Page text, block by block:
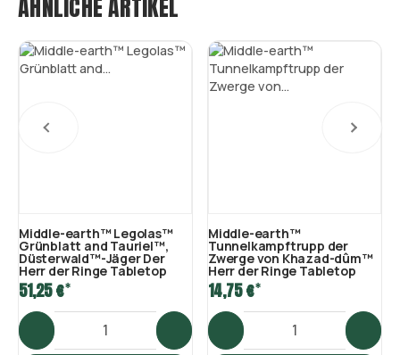
ÄHNLICHE ARTIKEL
Middle-earth™ Legolas™
Grünblatt and Tauriel™,
Düsterwald™-Jäger Der
Herr der Ringe Tabletop
51,25 €*
Middle-earth™
Tunnelkampftrupp der
Zwerge von Khazad-dûm™
Herr der Ringe Tabletop
14,75 €*